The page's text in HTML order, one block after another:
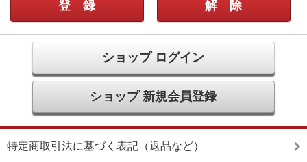
ショップ ログイン
ショップ 新規会員登録
特定商取引法に基づく表記（返品など）